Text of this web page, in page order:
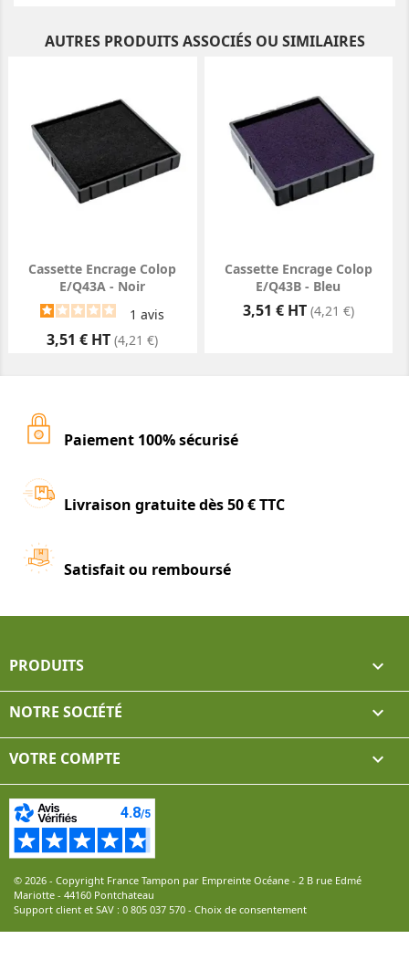
AUTRES PRODUITS ASSOCIÉS OU SIMILAIRES
Cassette Encrage Colop
E/Q43A - Noir
1avis
Prix
3,51 € HT (4,21 €)
Cassette Encrage Colop
E/Q43B - Bleu
Prix
3,51 € HT (4,21 €)
Paiement 100% sécurisé
Livraison gratuite dès 50 € TTC
Satisfait ou remboursé
PRODUITS 
NOTRE SOCIÉTÉ 
VOTRE COMPTE 
© 2026 - Copyright France Tampon par Empreinte Océane - 2 B rue Edmé
Mariotte - 44160 Pontchateau
Support client et SAV : 0 805 037 570 - Choix de consentement